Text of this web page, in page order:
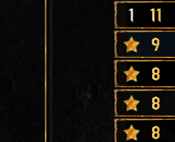
1 11
9
8
8
8